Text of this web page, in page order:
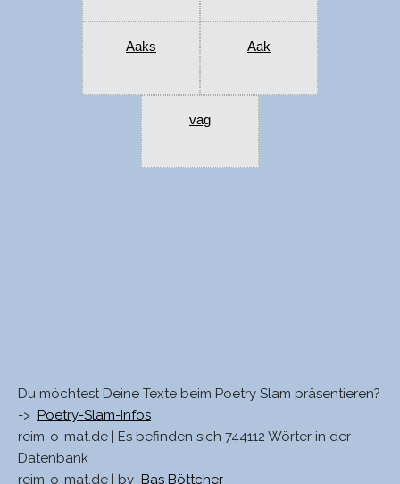
Aaks Aak
vag
Du möchtest Deine Texte beim Poetry Slam präsentieren?
-> Poetry-Slam-Infos
reim-o-mat.de | Es befinden sich 744112 Wörter in der
Datenbank
reim-o-mat.de | by Bas Böttcher